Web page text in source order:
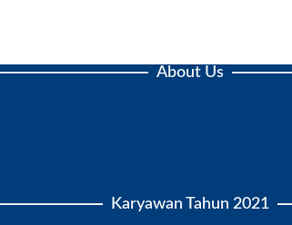
About Us
Karyawan Tahun 2021